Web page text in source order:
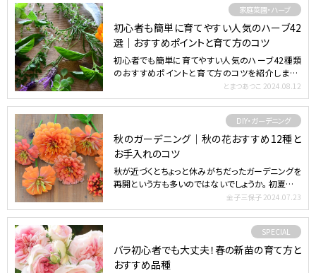
家庭菜園・ハーブ
初心者も簡単に育てやすい人気のハーブ42
選｜おすすめポイントと育て方のコツ
初心者でも簡単に育てやすい人気のハーブ42種類
のおすすめポイントと育て方のコツを紹介します。
とまつあつこ 2024.08.12
DIY・ガーデニング
秋のガーデニング｜秋の花おすすめ12種と
お手入れのコツ
秋が近づくとちょっと休みがちだったガーデニングを
再開という方も多いのではないでしょうか。 初夏から
金子三保子 2024.07.23
SPECIAL
バラ初心者でも大丈夫！春の新苗の育て方と
おすすめ品種